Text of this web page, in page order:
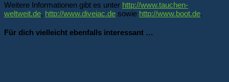
Weitere Informationen gibt es unter http://www.tauchen-
weltweit.de, http://www.diveiac.de sowie http://www.boot.de.
Für dich vielleicht ebenfalls interessant …